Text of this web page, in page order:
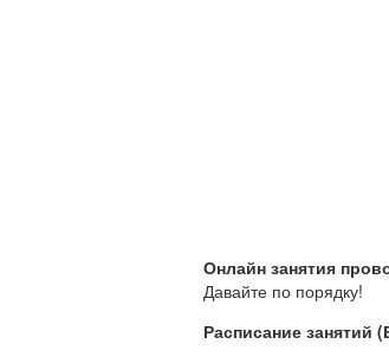
Онлайн занятия
Давайте по порядку!
Расписание занятий